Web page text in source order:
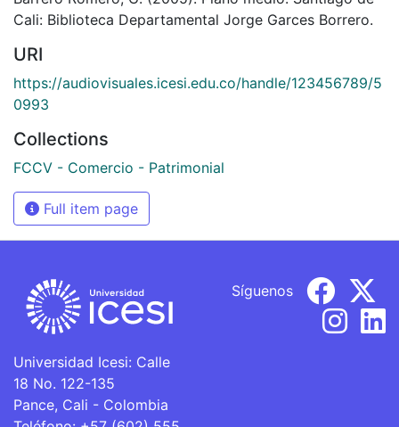
Cali: Biblioteca Departamental Jorge Garces Borrero.
URI
https://audiovisuales.icesi.edu.co/handle/123456789/5
0993
Collections
FCCV - Comercio - Patrimonial
Full item page
Universidad Icesi: Calle
18 No. 122-135
Pance, Cali - Colombia
Síguenos